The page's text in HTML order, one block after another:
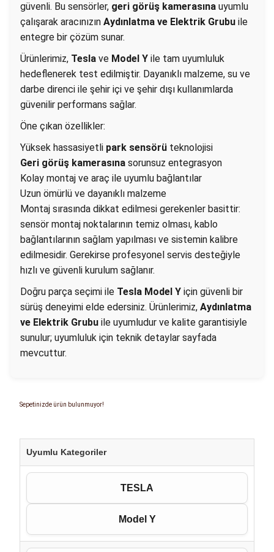
güvenli. Bu sensörler, geri görüş kamerasınauyumlu
çalışarak aracınızın Aydınlatma ve Elektrik Grubuile
entegre bir çözüm sunar.
Ürünlerimiz, Teslave Model Yile tam uyumluluk
hedeflenerek test edilmiştir. Dayanıklı malzeme, su ve
darbe direnci ile şehir içi ve şehir dışı kullanımlarda
güvenilir performans sağlar.
Öne çıkan özellikler:
Yüksek hassasiyetli park sensörüteknolojisi
Geri görüş kamerasınasorunsuz entegrasyon
Kolay montaj ve araç ile uyumlu bağlantılar
Uzun ömürlü ve dayanıklı malzeme
Montaj sırasında dikkat edilmesi gerekenler basittir:
sensör montaj noktalarının temiz olması, kablo
bağlantılarının sağlam yapılması ve sistemin kalibre
edilmesidir. Gerekirse profesyonel servis desteğiyle
hızlı ve güvenli kurulum sağlanır.
Doğru parça seçimi ile Tesla Model Yiçin güvenli bir
sürüş deneyimi elde edersiniz. Ürünlerimiz, Aydınlatma
ve Elektrik Grubuile uyumludur ve kalite garantisiyle
sunulur; uyumluluk için teknik detaylar sayfada
mevcuttur.
Sepetinizde ürün bulunmuyor!
Uyumlu Kategoriler
TESLA
Model Y